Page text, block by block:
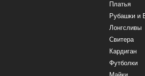
Платья
Рубашки и
Лонгсливы
Свитера
Кардиган
Футболки